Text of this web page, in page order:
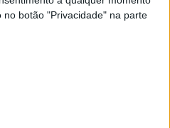
botão "Privacidade" na parte